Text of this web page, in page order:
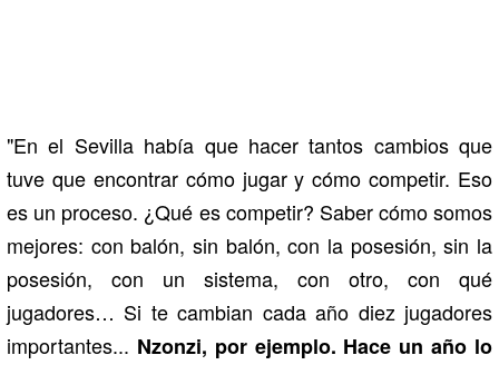
"En el Sevilla había que hacer tantos cambios que
tuve que encontrar cómo jugar y cómo competir. Eso
es un proceso. ¿Qué es competir? Saber cómo somos
mejores: con balón, sin balón, con la posesión, sin la
posesión, con un sistema, con otro, con qué
jugadores… Si te cambian cada año diez jugadores
importantes... Nzonzi, por ejemplo. Hace un año lo